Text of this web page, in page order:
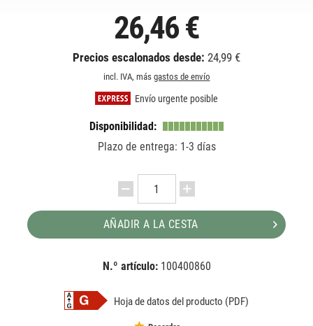
26,46 €
Precios escalonados desde: 24,99 €
incl. IVA, más gastos de envío
Envío urgente posible
Disponibilidad:
Plazo de entrega: 1-3 días
AÑADIR A LA CESTA
N.º artículo: 100400860
Hoja de datos del producto (PDF)